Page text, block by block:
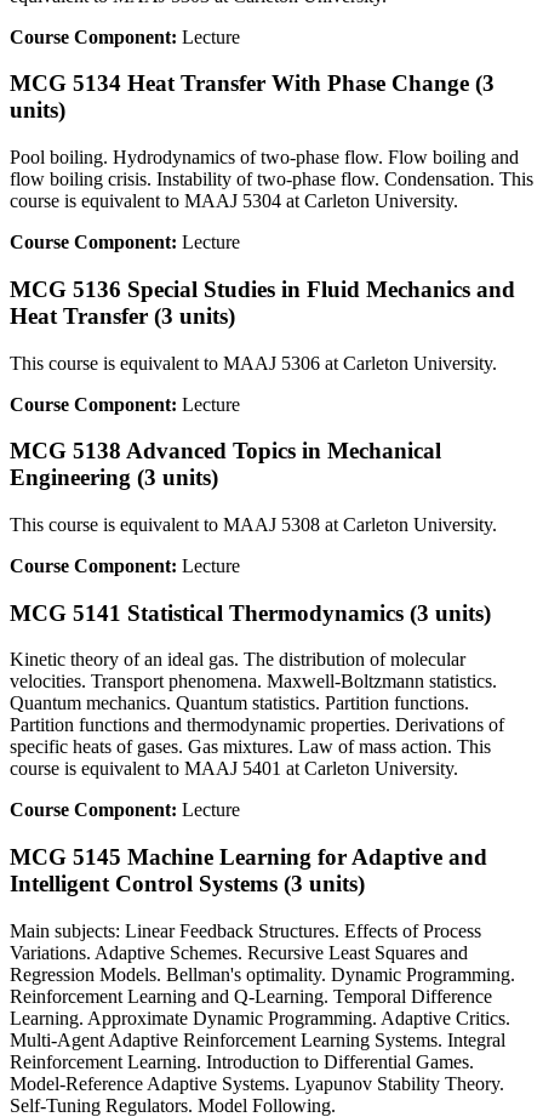
Course Component: Lecture
MCG 5134 Heat Transfer With Phase Change (3
units)
Pool boiling. Hydrodynamics of two-phase flow. Flow boiling and
flow boiling crisis. Instability of two-phase flow. Condensation. This
course is equivalent to MAAJ 5304 at Carleton University.
Course Component: Lecture
MCG 5136 Special Studies in Fluid Mechanics and
Heat Transfer (3 units)
This course is equivalent to MAAJ 5306 at Carleton University.
Course Component: Lecture
MCG 5138 Advanced Topics in Mechanical
Engineering (3 units)
This course is equivalent to MAAJ 5308 at Carleton University.
Course Component: Lecture
MCG 5141 Statistical Thermodynamics (3 units)
Kinetic theory of an ideal gas. The distribution of molecular
velocities. Transport phenomena. Maxwell-Boltzmann statistics.
Quantum mechanics. Quantum statistics. Partition functions.
Partition functions and thermodynamic properties. Derivations of
specific heats of gases. Gas mixtures. Law of mass action. This
course is equivalent to MAAJ 5401 at Carleton University.
Course Component: Lecture
MCG 5145 Machine Learning for Adaptive and
Intelligent Control Systems (3 units)
Main subjects: Linear Feedback Structures. Effects of Process
Variations. Adaptive Schemes. Recursive Least Squares and
Regression Models. Bellman's optimality. Dynamic Programming.
Reinforcement Learning and Q-Learning. Temporal Difference
Learning. Approximate Dynamic Programming. Adaptive Critics.
Multi-Agent Adaptive Reinforcement Learning Systems. Integral
Reinforcement Learning. Introduction to Differential Games.
Model-Reference Adaptive Systems. Lyapunov Stability Theory.
Self-Tuning Regulators. Model Following.